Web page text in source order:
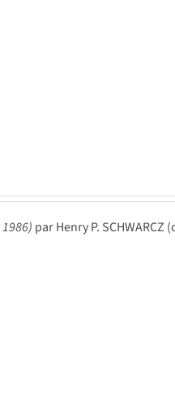
par Henry P.